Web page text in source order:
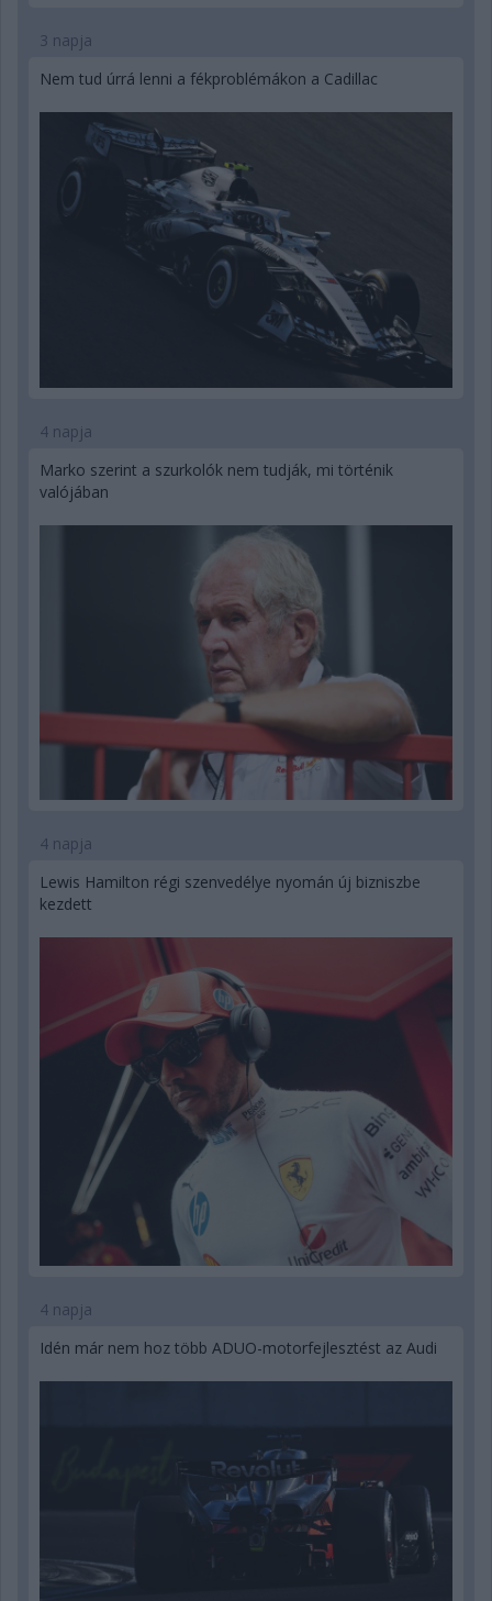
3 napja
Nem tud úrrá lenni a fékproblémákon a Cadillac
4 napja
Marko szerint a szurkolók nem tudják, mi történik
valójában
4 napja
Lewis Hamilton régi szenvedélye nyomán új bizniszbe
kezdett
4 napja
Idén már nem hoz több ADUO-motorfejlesztést az Audi